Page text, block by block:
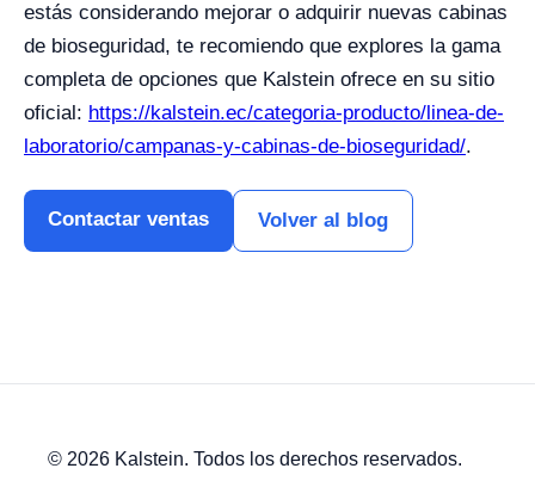
estás considerando mejorar o adquirir nuevas cabinas
de bioseguridad, te recomiendo que explores la gama
completa de opciones que Kalstein ofrece en su sitio
oficial: https://kalstein.ec/categoria-producto/linea-de-
laboratorio/campanas-y-cabinas-de-bioseguridad/.
Contactar ventas Volver al blog
© 2026 Kalstein. Todos los derechos reservados.